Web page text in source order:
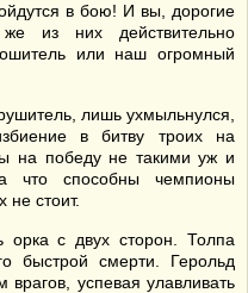
в бою! И вы, дорогие
из них действительно
или наш огромный
лишь ухмыльнулся,
в битву троих на
на победу не такими уж и
что способны чемпионы
не стоит.
орка с двух сторон. Толпа
быстрой смерти. Герольд
успевая улавливать